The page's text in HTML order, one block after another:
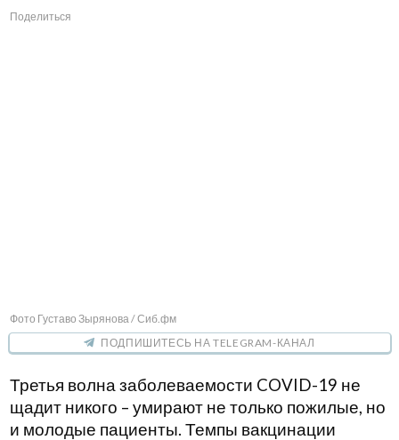
Поделиться
Фото Густаво Зырянова / Сиб.фм
ПОДПИШИТЕСЬ НА TELEGRAM-КАНАЛ
Третья волна заболеваемости COVID-19 не
щадит никого – умирают не только пожилые, но
и молодые пациенты. Темпы вакцинации